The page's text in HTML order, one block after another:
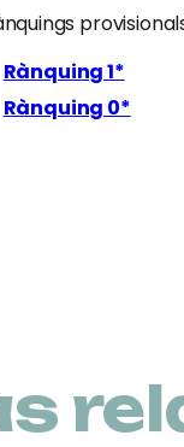
Rànquing 1*
Rànquing 0*